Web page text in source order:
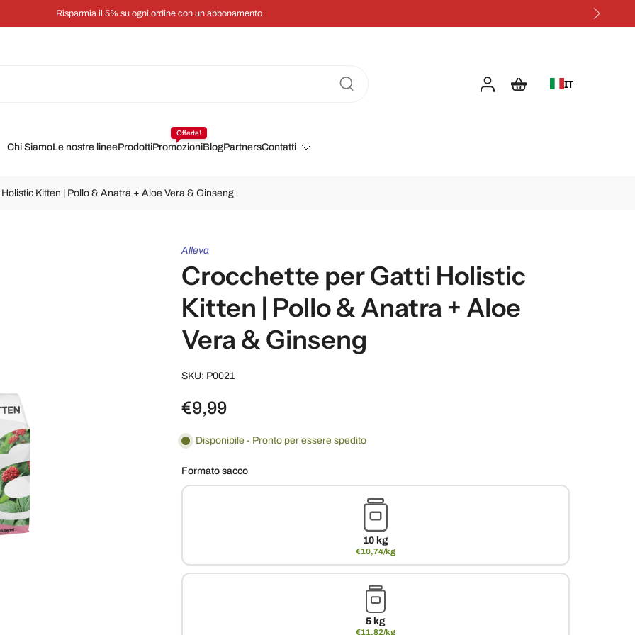
Risparmia il 5% su ogni ordine con un abbonamento
IT
Chi SiamoLe nostre lineeProdottiPromozioni
Offerte!
BlogPartnersContatti
Kitten | Pollo & Anatra + Aloe Vera & Ginseng
Alleva
Crocchette per Gatti Holistic
Kitten | Pollo & Anatra + Aloe
Vera & Ginseng
SKU: P0021
€9,99
Disponibile - Pronto per essere spedito
Formato sacco
10 kg
€10,74/kg
5 kg
€11,82/kg